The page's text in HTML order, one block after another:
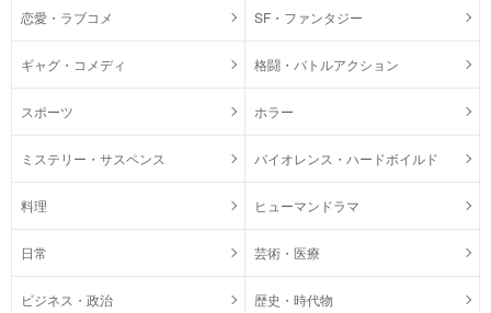
恋愛・ラブコメ SF・ファンタジー
ギャグ・コメディ 格闘・バトルアクション
スポーツ ホラー
ミステリー・サスペンス バイオレンス・ハードボイルド
料理 ヒューマンドラマ
日常 芸術・医療
ビジネス・政治 歴史・時代物